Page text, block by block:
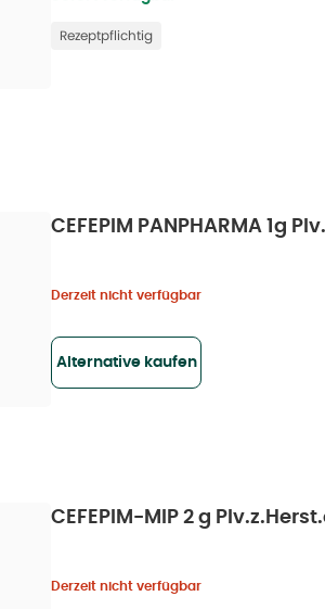
Rezeptpflichtig
CEFEPIM PANPHARMA 1g
Derzeit nicht verfügbar
Alternative kaufen
CEFEPIM-MIP 2 g
Derzeit nicht verfügbar